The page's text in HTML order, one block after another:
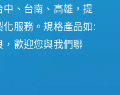
中、台南、高雄，提
服務。規格產品如:
，歡迎您與我們聯